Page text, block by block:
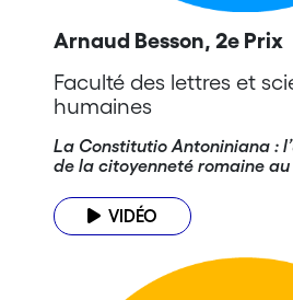
Arnaud Besson, 2e Prix
Faculté des lettres et
humaines
La Constitutio Antoniniana :
de la citoyenneté romaine au
VIDÉO